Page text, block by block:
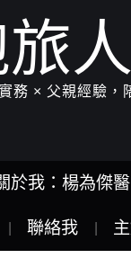
人
務 × 父親經驗，
於我：楊為傑
聯絡我